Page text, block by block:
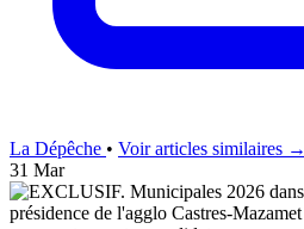
La Dépêche • Voir articles similaires →
31 Mar